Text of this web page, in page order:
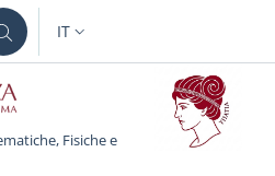
SELETTORE LINGUA:
IT
Fisiche e